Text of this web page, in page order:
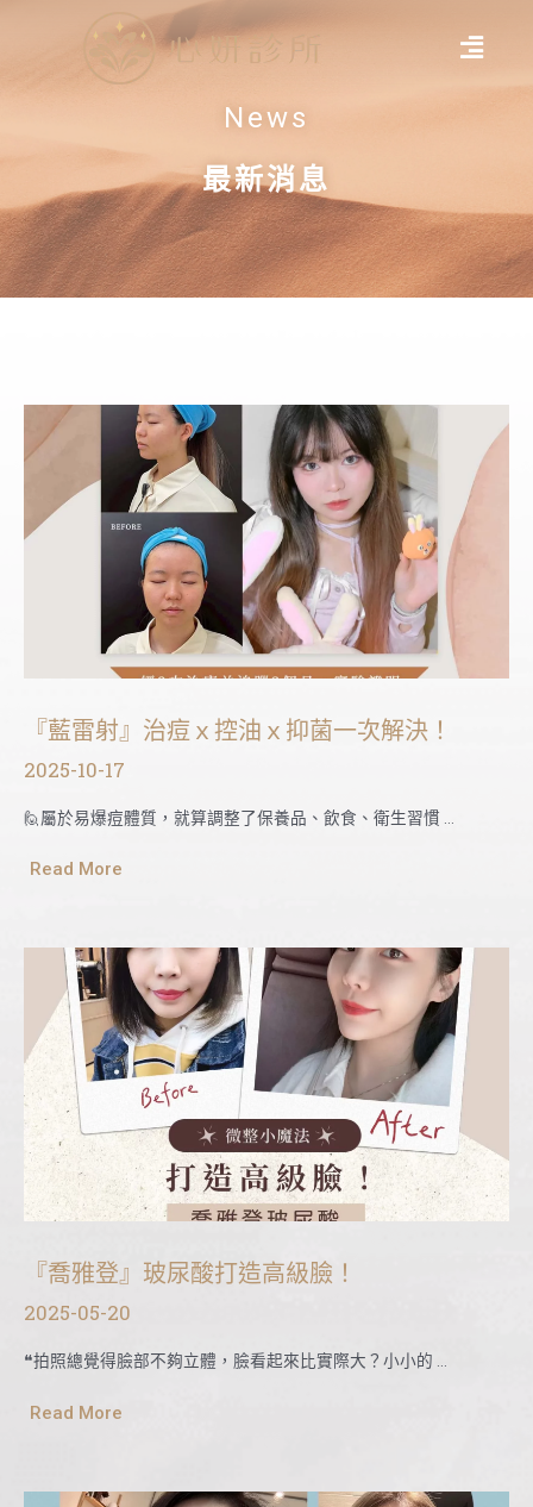
News
最新消息
『藍雷射』治痘ｘ控油ｘ抑菌一次解決！
2025-10-17
🙋屬於易爆痘體質，就算調整了保養品、飲食、衛生習慣 …
Read More
『喬雅登』玻尿酸打造高級臉！
2025-05-20
❝拍照總覺得臉部不夠立體，臉看起來比實際大？小小的 …
Read More